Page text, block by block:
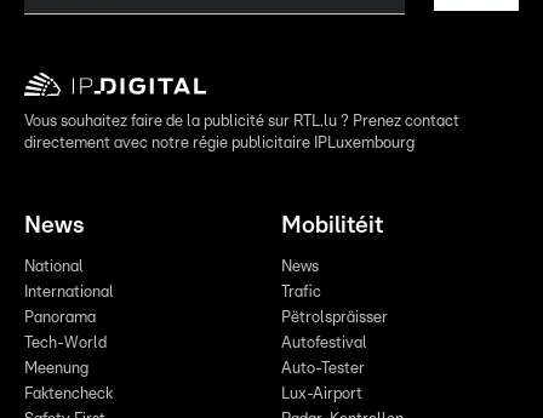
Vous souhaitez faire de la publicité sur RTL.lu ? Prenez contact
directement avec notre régie publicitaire IPLuxembourg
News
National
International
Panorama
Tech-World
Meenung
Faktencheck
Mobilitéit
News
Trafic
Pëtrolspräisser
Autofestival
Auto-Tester
Lux-Airport